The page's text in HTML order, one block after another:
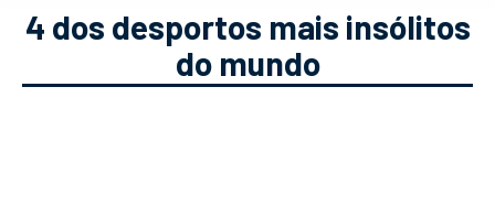
4 dos desportos mais insólitos
do mundo